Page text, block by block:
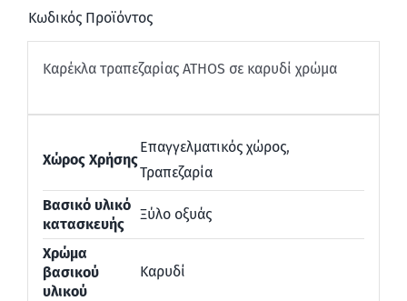
Κωδικός Προϊόντος
Καρέκλα τραπεζαρίας ATHOS σε καρυδί χρώμα
Χώρος Χρήσης
Επαγγελματικός χώρος,
Τραπεζαρία
Βασικό υλικό
κατασκευής
Ξύλο οξυάς
Χρώμα
βασικού
υλικού
Καρυδί